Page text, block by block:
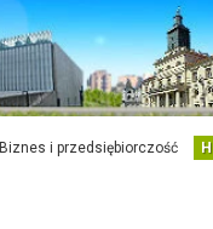
Biznes i przedsiębiorczość H